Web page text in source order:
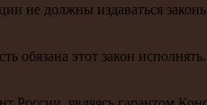
не должны издаваться
обязана этот закон